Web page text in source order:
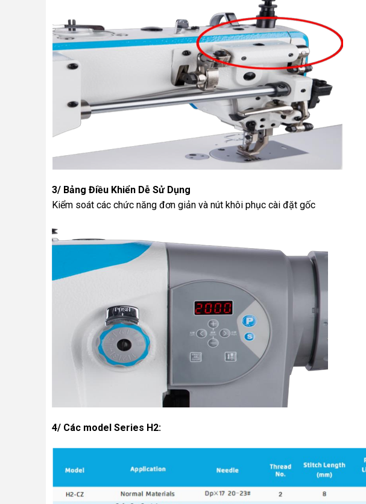
3/ Bảng Điều Khiển Dễ Sử Dụng
Kiểm soát các chức năng đơn giản và nút khôi phục cài đặt gốc
4/ Các model Series H2: